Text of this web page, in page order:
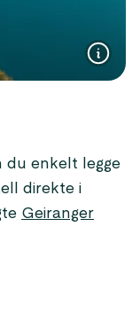
du enkelt legge
direkte i
Geiranger